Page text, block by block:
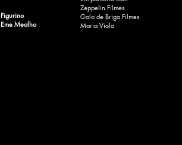
Figurino
Eme Mealho
Zeppelin Filmes
Galo de Briga Filmes
Maria Viola